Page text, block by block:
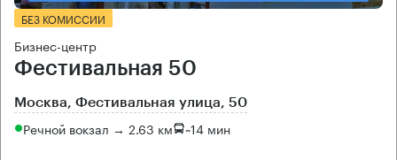
БЕЗ КОМИССИИ
Бизнес-центр
Фестивальная 50
Москва, Фестивальная улица, 50
Речной вокзал → 2.63 км ~14 мин